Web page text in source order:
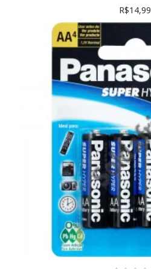
R$14,99